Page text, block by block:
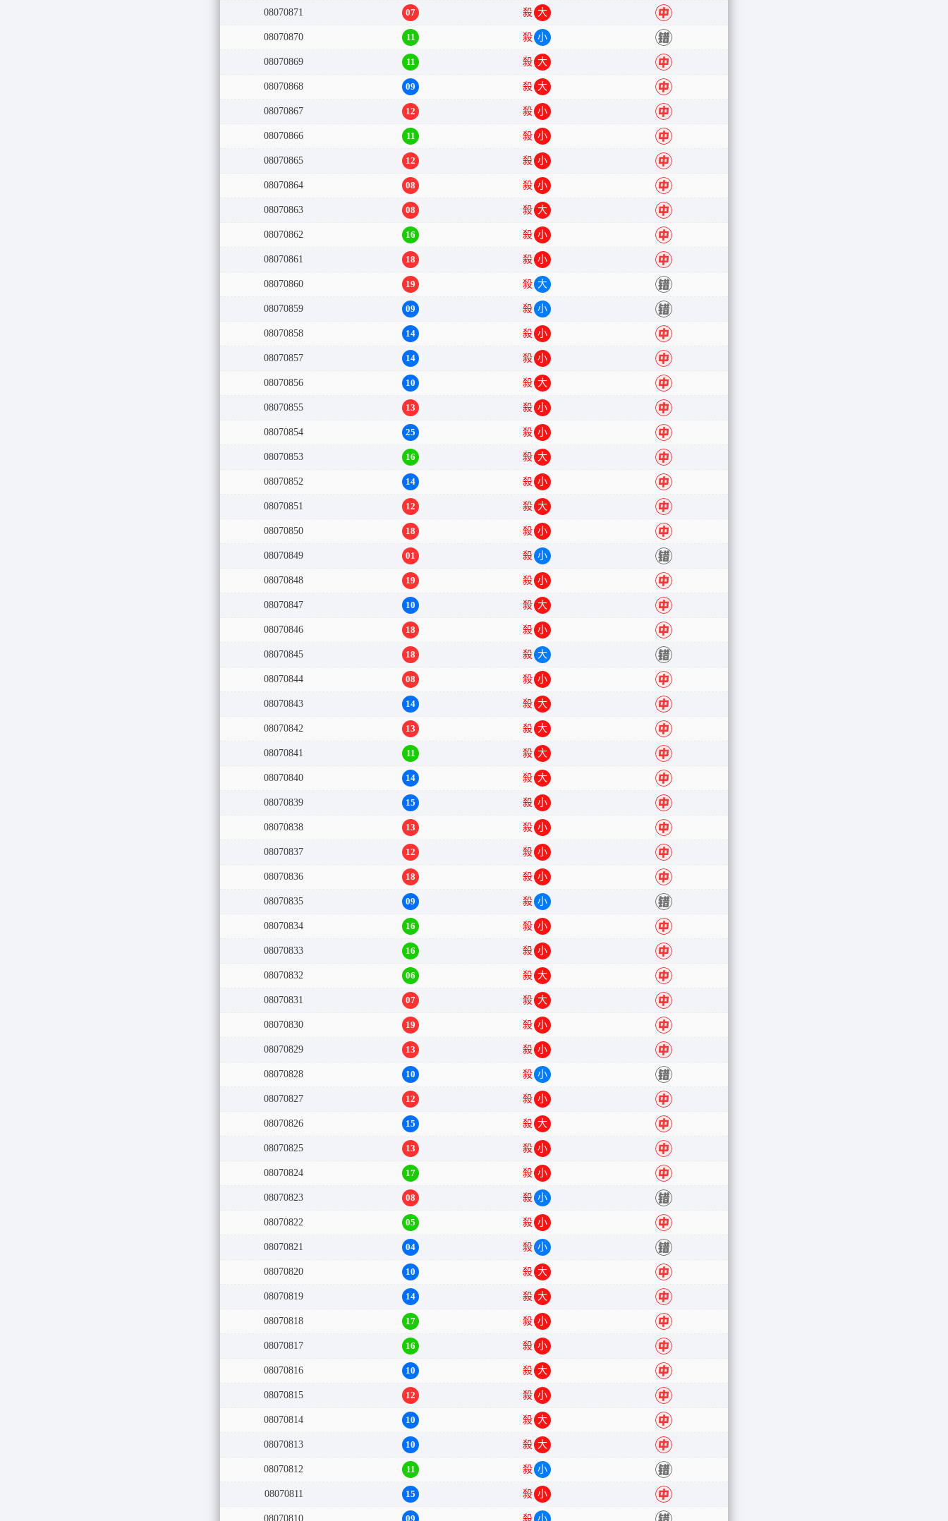
08070871 07 殺 大双 中
08070870 11 殺 小单 错
08070869 11 殺 大双 中
08070868 09 殺 大双 中
08070867 12 殺 小单 中
08070866 11 殺 小双 中
08070865 12 殺 小单 中
08070864 08 殺 小单 中
08070863 08 殺 大双 中
08070862 16 殺 小单 中
08070861 18 殺 小单 中
08070860 19 殺 大单 错
08070859 09 殺 小单 错
08070858 14 殺 小单 中
08070857 14 殺 小双 中
08070856 10 殺 大双 中
08070855 13 殺 小双 中
08070854 25 殺 小双 中
08070853 16 殺 大单 中
08070852 14 殺 小单 中
08070851 12 殺 大双 中
08070850 18 殺 小单 中
08070849 01 殺 小单 错
08070848 19 殺 小单 中
08070847 10 殺 大单 中
08070846 18 殺 小双 中
08070845 18 殺 大双 错
08070844 08 殺 小单 中
08070843 14 殺 大单 中
08070842 13 殺 大双 中
08070841 11 殺 大双 中
08070840 14 殺 大单 中
08070839 15 殺 小单 中
08070838 13 殺 小双 中
08070837 12 殺 小单 中
08070836 18 殺 小单 中
08070835 09 殺 小单 错
08070834 16 殺 小单 中
08070833 16 殺 小单 中
08070832 06 殺 大双 中
08070831 07 殺 大单 中
08070830 19 殺 小单 中
08070829 13 殺 小双 中
08070828 10 殺 小双 错
08070827 12 殺 小单 中
08070826 15 殺 大双 中
08070825 13 殺 小双 中
08070824 17 殺 小双 中
08070823 08 殺 小双 错
08070822 05 殺 小双 中
08070821 04 殺 小双 错
08070820 10 殺 大单 中
08070819 14 殺 大单 中
08070818 17 殺 小单 中
08070817 16 殺 小双 中
08070816 10 殺 大双 中
08070815 12 殺 小单 中
08070814 10 殺 大双 中
08070813 10 殺 大单 中
08070812 11 殺 小单 错
08070811 15 殺 小双 中
08070810 09 殺 小单 错